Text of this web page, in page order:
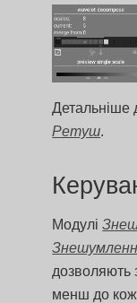
Детальніше
Ретуш.
Модулі
дозволяють
менш до